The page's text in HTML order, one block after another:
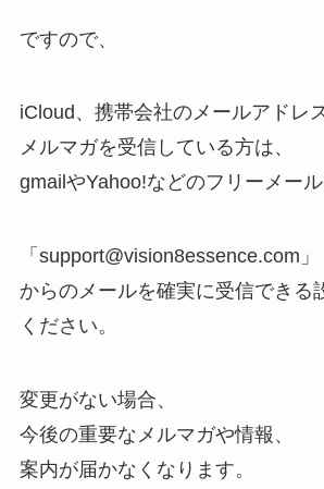
ですので、
iCloud、携帯会社のメールアドレ
メルマガを受信している方は、
gmailやYahoo!などのフリーメール
「support@vision8essence.com」
からのメールを確実に受信できる
ください。
変更がない場合、
今後の重要なメルマガや情報、
案内が届かなくなります。